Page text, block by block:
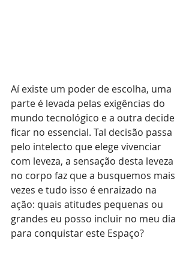
Aí existe um poder de escolha, uma
parte é levada pelas exigências do
mundo tecnológico e a outra decide
ficar no essencial. Tal decisão passa
pelo intelecto que elege vivenciar
com leveza, a sensação desta leveza
no corpo faz que a busquemos mais
vezes e tudo isso é enraizado na
ação: quais atitudes pequenas ou
grandes eu posso incluir no meu dia
para conquistar este Espaço?